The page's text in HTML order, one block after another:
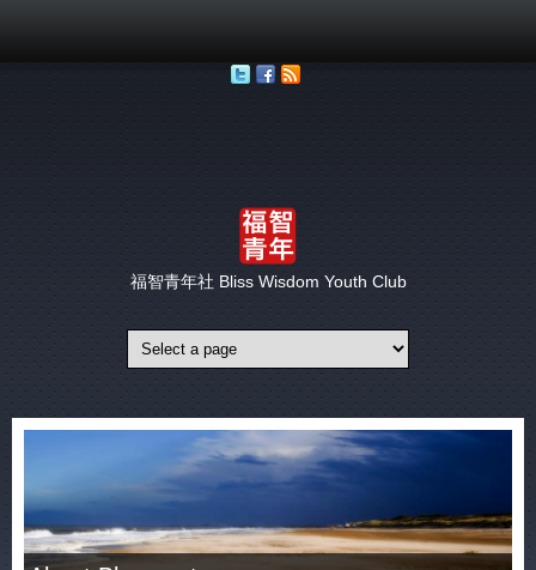
福智青年社 Bliss Wisdom Youth Club